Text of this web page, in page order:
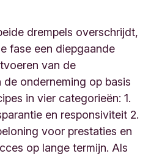
drempels overschrijdt,
fase een diepgaande
van de
onderneming op basis
in vier categorieën: 1.
en responsiviteit 2.
voor prestaties en
op lange termijn. Als